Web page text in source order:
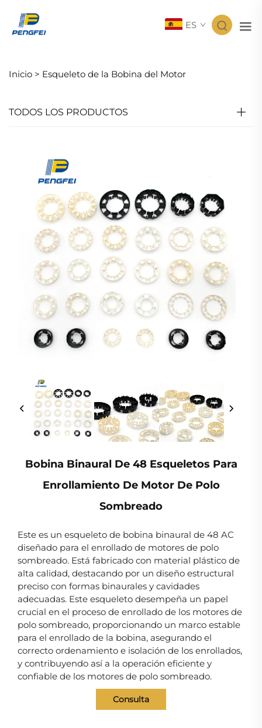
ES
Inicio > Esqueleto de la Bobina del Motor
TODOS LOS PRODUCTOS
Bobina Binaural De 48 Esqueletos Para
Enrollamiento De Motor De Polo
Sombreado
Este es un esqueleto de bobina binaural de 48 AC
diseñado para el enrollado de motores de polo
sombreado. Está fabricado con material plástico de
alta calidad, destacando por un diseño estructural
preciso con formas binaurales y cavidades
adecuadas. Este esqueleto desempeña un papel
crucial en el proceso de enrollado de los motores de
polo sombreado, proporcionando un marco estable
para el enrollado de la bobina, asegurando el
correcto ordenamiento e isolación de los enrollados,
y contribuyendo así a la operación eficiente y
confiable de los motores de polo sombreado.
Consulta